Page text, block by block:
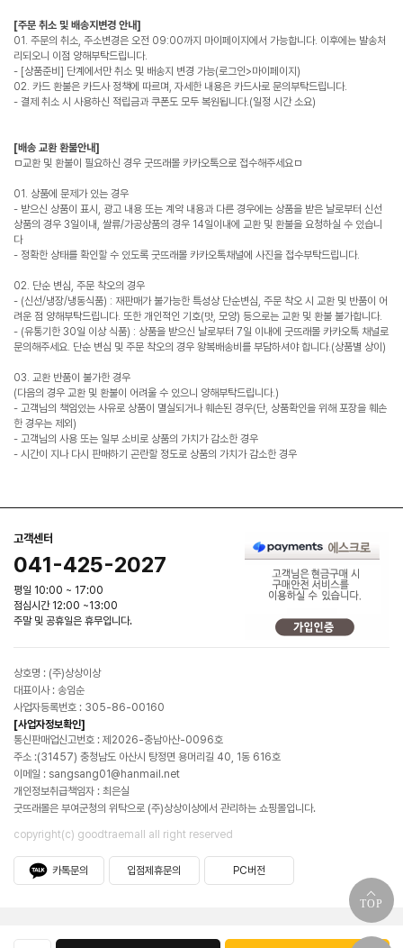
[주문 취소 및 배송지변경 안내]
01. 주문의 취소, 주소변경은 오전 09:00까지 마이페이지에서 가능합니다. 이후에는 발송처
리되오니 이점 양해부탁드립니다.
- [상품준비] 단계에서만 취소 및 배송지 변경 가능(로그인>마이페이지)
02. 카드 환불은 카드사 정책에 따르며, 자세한 내용은 카드사로 문의부탁드립니다.
- 결제 취소 시 사용하신 적립금과 쿠폰도 모두 복원됩니다.(일정 시간 소요)
[배송 교환 환불안내]
ㅁ교환 및 환불이 필요하신 경우 굿뜨래몰 카카오톡으로 접수해주세요ㅁ
01. 상품에 문제가 있는 경우
- 받으신 상품이 표시, 광고 내용 또는 계약 내용과 다른 경우에는 상품을 받은 날로부터 신선
상품의 경우 3일이내, 쌀류/가공상품의 경우 14일이내에 교환 및 환불을 요청하실 수 있습니
다
- 정확한 상태를 확인할 수 있도록 굿뜨래몰 카카오톡채널에 사진을 접수부탁드립니다.
02. 단순 변심, 주문 착오의 경우
- (신선/냉장/냉동식품) : 재판매가 불가능한 특성상 단순변심, 주문 착오 시 교환 및 반품이 어
려운 점 양해부탁드립니다. 또한 개인적인 기호(맛, 모양) 등으로는 교환 및 환불 불가합니다.
- (유통기한 30일 이상 식품) : 상품을 받으신 날로부터 7일 이내에 굿뜨래몰 카카오톡 채널로
문의해주세요. 단순 변심 및 주문 착오의 경우 왕복배송비를 부담하셔야 합니다.(상품별 상이)
03. 교환 반품이 불가한 경우
(다음의 경우 교환 및 환불이 어려울 수 있으니 양해부탁드립니다.)
- 고객님의 책임있는 사유로 상품이 멸실되거나 훼손된 경우(단, 상품확인을 위해 포장을 훼손
한 경우는 제외)
- 고객님의 사용 또는 일부 소비로 상품의 가치가 감소한 경우
- 시간이 지나 다시 판매하기 곤란할 정도로 상품의 가치가 감소한 경우
고객센터
041-425-2027
평일 10:00 ~ 17:00
점심시간 12:00 ~13:00
주말 및 공휴일은 휴무입니다.
상호명 : (주)상상이상
대표이사 : 송임순
사업자등록번호 : 305-86-00160
[사업자정보확인]
통신판매업신고번호 : 제2026-충남아산-0096호
주소 :(31457) 충청남도 아산시 탕정면 용머리길 40, 1동 616호
이메일 : sangsang01@hanmail.net
개인정보취급책임자 : 최은실
굿뜨래몰은 부여군청의 위탁으로 (주)상상이상에서 관리하는 쇼핑몰입니다.
copyright(c) goodtraemall all right reserved
카톡문의 입점제휴문의 PC버전
TOP